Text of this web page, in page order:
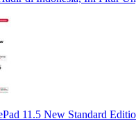
11.5 New Standard